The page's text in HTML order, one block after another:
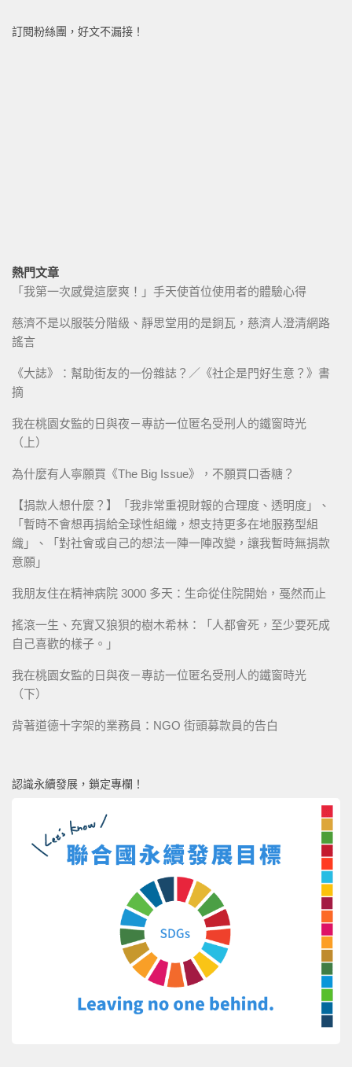
訂閱粉絲團，好文不漏接！
熱門文章
「我第一次感覺這麼爽！」手天使首位使用者的體驗心得
慈濟不是以服裝分階級、靜思堂用的是銅瓦，慈濟人澄清網路
謠言
《大誌》：幫助街友的一份雜誌？／《社企是門好生意？》書
摘
我在桃園女監的日與夜－專訪一位匿名受刑人的鐵窗時光
（上）
為什麼有人寧願買《The Big Issue》，不願買口香糖？
【捐款人想什麼？】「我非常重視財報的合理度、透明度」、
「暫時不會想再捐給全球性組織，想支持更多在地服務型組
織」、「對社會或自己的想法一陣一陣改變，讓我暫時無捐款
意願」
我朋友住在精神病院 3000 多天：生命從住院開始，戞然而止
搖滾一生、充實又狼狽的樹木希林：「人都會死，至少要死成
自己喜歡的樣子。」
我在桃園女監的日與夜－專訪一位匿名受刑人的鐵窗時光
（下）
背著道德十字架的業務員：NGO 街頭募款員的告白
認識永續發展，鎖定專欄！